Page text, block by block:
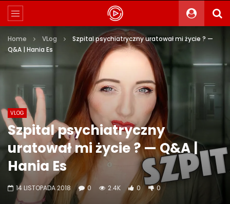
Home VLog
Szpital psychiatryczny uratował mi życie ? —
Q&A | Hania Es
VLOG
Szpital psychiatryczny
uratował mi życie ? — Q&A |
Hania Es
14 LISTOPADA 2018 0 2.4K 0 0